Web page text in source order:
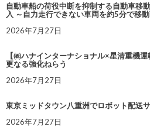
自動車船の荷役中断を抑制する自動車移
入 ～自力走行できない車両を約5分で移
2026年7月27日
【㈱ハナインターナショナル×星清重機
更なる強化ねらう
2026年7月27日
東京ミッドタウン八重洲でロボット配送
2026年7月27日